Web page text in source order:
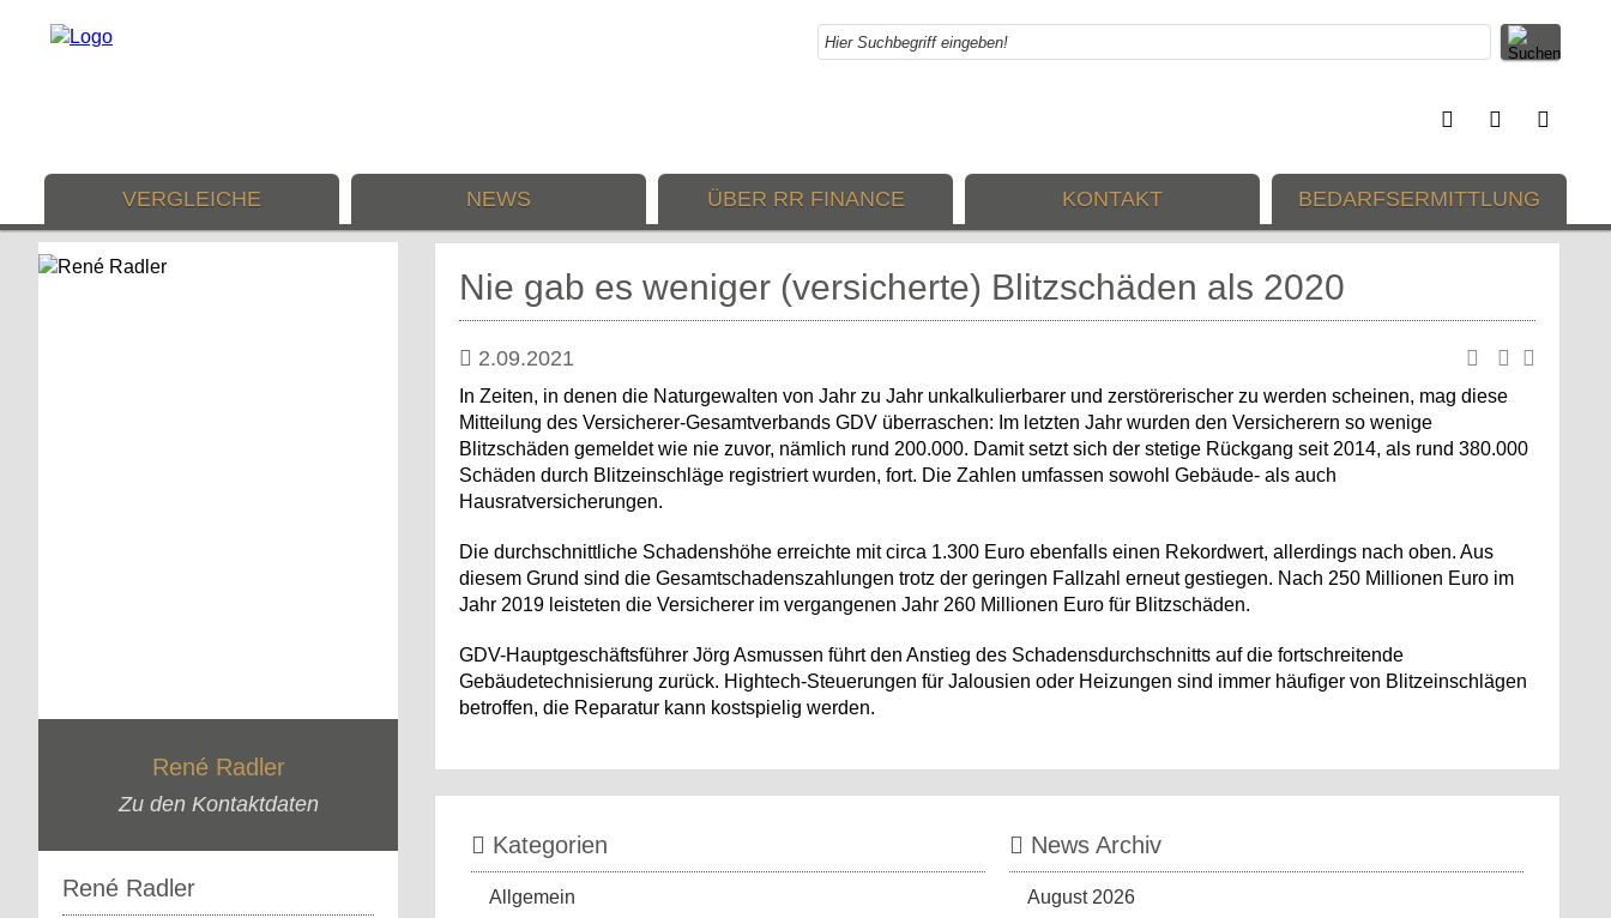
VERGLEICHE NEWS ÜBER RR FINANCE KONTAKT BEDARFSERMITTLUNG
René Radler
Zu den Kontaktdaten
René Radler
Nie gab es weniger (versicherte) Blitzschäden als 2020
2.09.2021
In Zeiten, in denen die Naturgewalten von Jahr zu Jahr unkalkulierbarer und zerstörerischer zu werden scheinen, mag diese
Mitteilung des Versicherer-Gesamtverbands GDV überraschen: Im letzten Jahr wurden den Versicherern so wenige
Blitzschäden gemeldet wie nie zuvor, nämlich rund 200.000. Damit setzt sich der stetige Rückgang seit 2014, als rund 380.000
Schäden durch Blitzeinschläge registriert wurden, fort. Die Zahlen umfassen sowohl Gebäude- als auch
Hausratversicherungen.
Die durchschnittliche Schadenshöhe erreichte mit circa 1.300 Euro ebenfalls einen Rekordwert, allerdings nach oben. Aus
diesem Grund sind die Gesamtschadenszahlungen trotz der geringen Fallzahl erneut gestiegen. Nach 250 Millionen Euro im
Jahr 2019 leisteten die Versicherer im vergangenen Jahr 260 Millionen Euro für Blitzschäden.
GDV-Hauptgeschäftsführer Jörg Asmussen führt den Anstieg des Schadensdurchschnitts auf die fortschreitende
Gebäudetechnisierung zurück. Hightech-Steuerungen für Jalousien oder Heizungen sind immer häufiger von Blitzeinschlägen
betroffen, die Reparatur kann kostspielig werden.
Kategorien
Allgemein
News Archiv
August 2026